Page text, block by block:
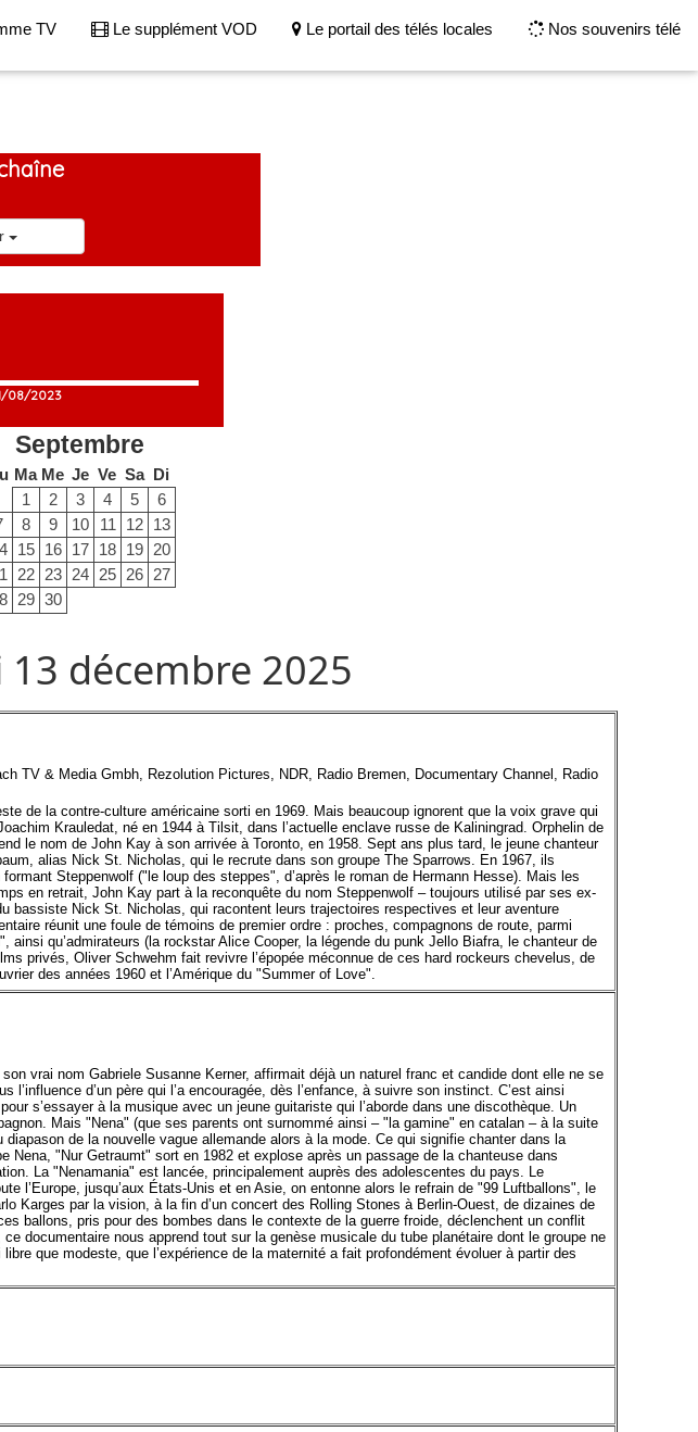
TV Le supplément VOD Le portail des télés locales Nos souvenirs télé
08/2023
Septembre
Ma Me Je Ve Sa Di
1
2 3 4 5
6
8 9 10 11 12 13
15 16 17 18 19 20
22 23 24 25 26 27
29 30
décembre 2025